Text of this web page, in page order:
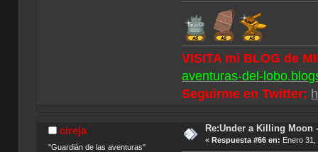
VISITA mi BLOG de
aventuras-del-
Seguirme en Twitter:
cireja
"Guardián de las aventuras"
Re:Under a Killing Moon
« Respuesta #66 en: Enero